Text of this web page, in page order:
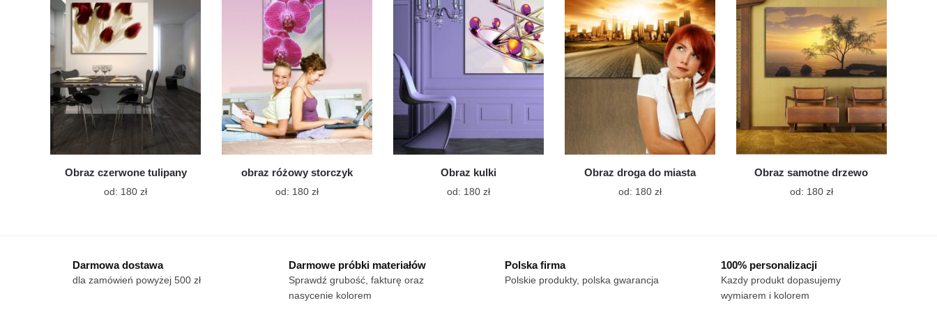
Opcje
można
stronie
produktu
Opcje
można
wybrać
stronie
produktu
Opcje
można
wybrać
na
stronie
Opcje
można
wybrać
na
stronie
produktu
można
wybrać
na
stronie
produktu
Obraz czerwone tulipany
od: 180 złTen
Opcje
można
obraz różowy storczyk
od: 180 złTen
Opcje
można
wybrać
Obraz kulki
od: 180 złTen
Opcje
można
Obraz droga do miasta
od: 180 złTen
Obraz samotne drzewo
od: 180 złTen
można
Darmowa dostawa
dla zamówień powyżej 500 zł
Darmowe próbki materiałów
Sprawdź grubość, fakturę oraz
nasycenie kolorem
Polska firma
Polskie produkty, polska gwarancja
100% personalizacji
Kazdy produkt dopasujemy
wymiarem i kolorem